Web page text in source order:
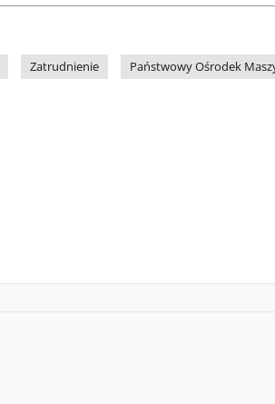
Zatrudnienie Państwowy Ośrodek